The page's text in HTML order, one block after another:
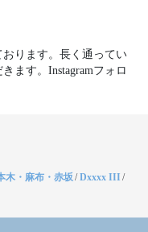
ります。長く通ってい
ます。Instagramフォロ
木・麻布・赤坂/Dxxxx III /